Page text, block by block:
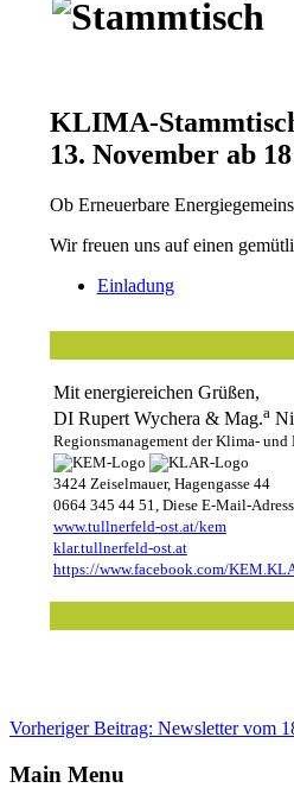
KLIMA-
13. November ab
Ob Erneuerbare
Wir freuen uns auf einen
Einladung
Mit energiereichen Grüßen,
DI Rupert Wychera & Mag.a
Regionsmanagement der Klima-
3424 Zeiselmauer, Hagengasse 44
0664 345 44 51, Diese E-Mail-
www.tullnerfeld-ost.at/kem
klar.tullnerfeld-ost.at
https://www.facebook.com/
Vorheriger Beitrag: Newsletter vom
Main Menu